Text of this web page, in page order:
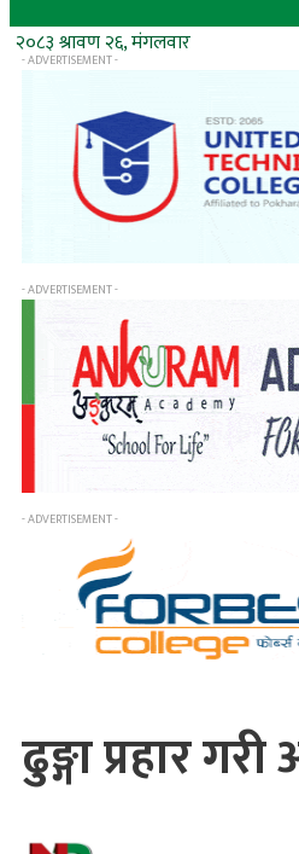
२०८३ श्रावण २६, मंगलवार
- ADVERTISEMENT -
- ADVERTISEMENT -
- ADVERTISEMENT -
ढुङ्गा प्रहार